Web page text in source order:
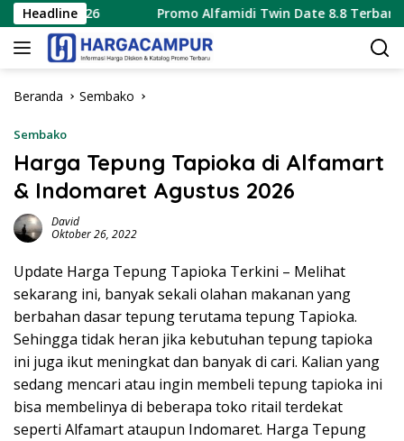
Langsung
ke
konten
Headline
2026 Promo Alfamidi Twin Date 8.8 Terbaru 8
Beranda Sembako
Sembako
Harga Tepung Tapioka di Alfamart
& Indomaret Agustus 2026
David
Oktober 26, 2022
Update Harga Tepung Tapioka Terkini – Melihat
sekarang ini, banyak sekali olahan makanan yang
berbahan dasar tepung terutama tepung Tapioka.
Sehingga tidak heran jika kebutuhan tepung tapioka
ini juga ikut meningkat dan banyak di cari. Kalian yang
sedang mencari atau ingin membeli tepung tapioka ini
bisa membelinya di beberapa toko ritail terdekat
seperti Alfamart ataupun Indomaret. Harga Tepung